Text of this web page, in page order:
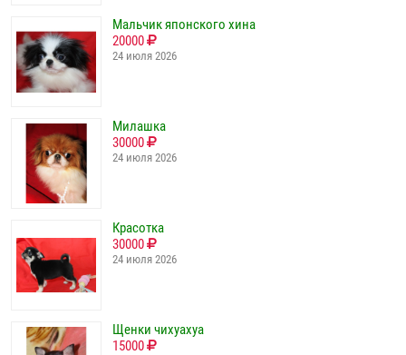
Мальчик японского хина
20000
24 июля 2026
Милашка
30000
24 июля 2026
Красотка
30000
24 июля 2026
Щенки чихуахуа
15000